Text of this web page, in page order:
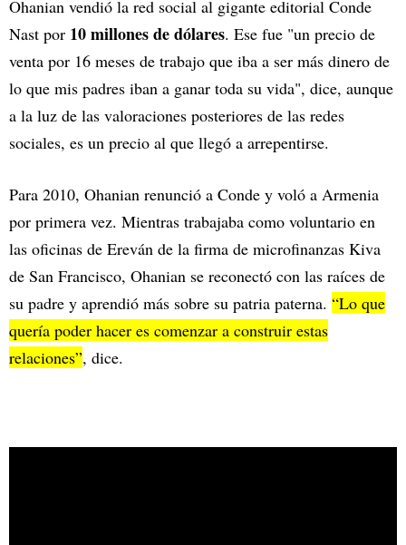
Ohanian vendió la red social al gigante editorial Conde
Nast por 10 millones de dólares. Ese fue "un precio de
venta por 16 meses de trabajo que iba a ser más dinero de
lo que mis padres iban a ganar toda su vida", dice, aunque
a la luz de las valoraciones posteriores de las redes
sociales, es un precio al que llegó a arrepentirse.
Para 2010, Ohanian renunció a Conde y voló a Armenia
por primera vez. Mientras trabajaba como voluntario en
las oficinas de Ereván de la firma de microfinanzas Kiva
de San Francisco, Ohanian se reconectó con las raíces de
su padre y aprendió más sobre su patria paterna. “Lo que
quería poder hacer es comenzar a construir estas
relaciones”, dice.